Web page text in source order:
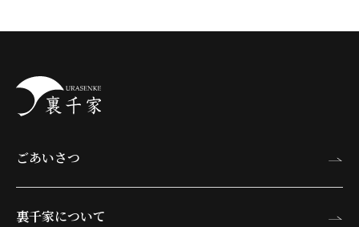
ごあいさつ
裏千家について